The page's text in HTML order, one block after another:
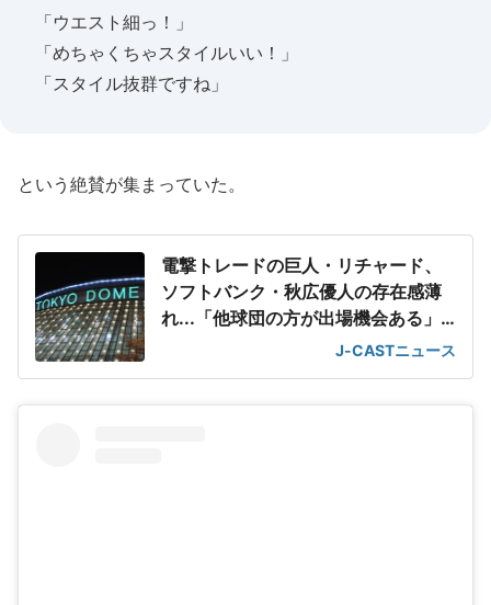
「ウエスト細っ！」
「めちゃくちゃスタイルいい！」
「スタイル抜群ですね」
という絶賛が集まっていた。
電撃トレードの巨人・リチャード、
ソフトバンク・秋広優人の存在感薄
れ...「他球団の方が出場機会ある」
J-CASTニュース